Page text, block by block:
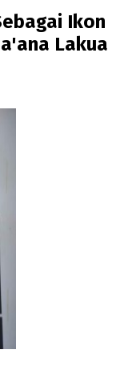
Ikon
Lakua